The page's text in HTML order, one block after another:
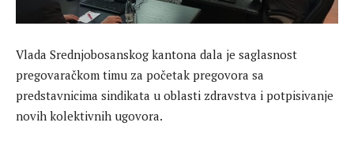
Vlada Srednjobosanskog kantona dala je saglasnost
pregovaračkom timu za početak pregovora sa
predstavnicima sindikata u oblasti zdravstva i potpisivanje
novih kolektivnih ugovora.